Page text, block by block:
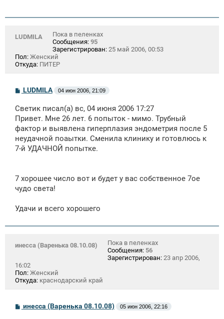
LUDMILA
Пока в пеленках
Сообщения: 95
Зарегистрирован: 25 май 2006, 00:53
Пол: Женский
Откуда: ПИТЕР
С
б
щ
е
н
и
е
LUDMILA 04 июн 2006, 21:09
Светик писал(а) вс, 04 июня 2006 17:27
Привет. Мне 26 лет. 6 попыток - мимо. Трубный
фактор и выявлена гиперплазия эндометрия после 5
неудачной поаытки. Сменила клинику и готовлюсь к
7-й УДАЧНОЙ попытке.
7 хорошее число вот и будет у вас собственное 7ое
чудо света!
Удачи и всего хорошего
инесса (Варенька 08.10.08)
Пока в пеленках
Сообщения: 56
Зарегистрирован: 23 апр 2006,
16:02
Пол: Женский
Откуда: краснодарский край
Синесса (Варенька 08.10.08) 05 июн 2006, 22:16